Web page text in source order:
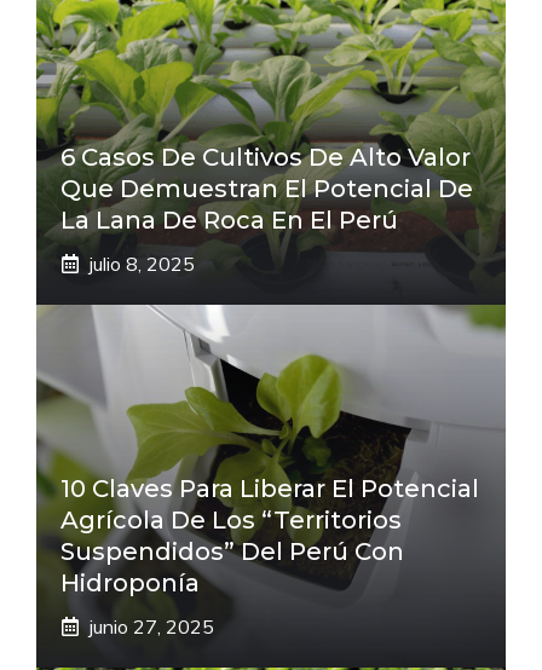
6 Casos De Cultivos De Alto Valor
Que Demuestran El Potencial De
La Lana De Roca En El Perú
julio 8, 2025
10 Claves Para Liberar El Potencial
Agrícola De Los “Territorios
Suspendidos” Del Perú Con
Hidroponía
junio 27, 2025